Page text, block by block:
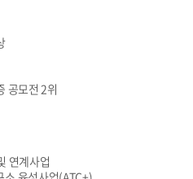
공모전 2위
연계사업